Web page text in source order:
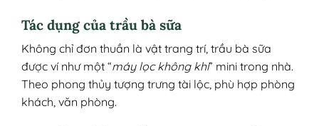
Tác dụng của trầu bà sữa
Không chỉ đơn thuần là vật trang trí, trầu bà sữa
được ví như một “máy lọc không khí” mini trong nhà.
Theo phong thủy tượng trưng tài lộc, phù hợp phòng
khách, văn phòng.